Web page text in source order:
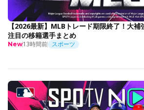
【2026最新】MLBトレード期限終了！大
注目の移籍選手まとめ
New13時間前 スポーツ